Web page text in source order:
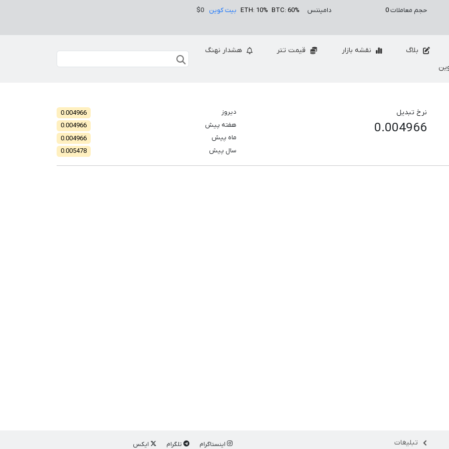
حجم معاملات0 دامیننس BTC: 60%
ETH: 10% بیت کوین $0
بلاگ نقشه بازار قیمت تتر
هشدار نهنگ
نرخ تبدیل
0.004966
دیروز
0.004966
هفته پیش
0.004966
ماه پیش
0.004966
سال پیش
0.005478
تبلیغات اینستاگرام تلگرام ایکس